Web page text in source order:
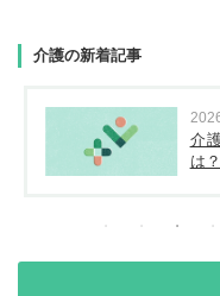
介護の新着記事
介
は